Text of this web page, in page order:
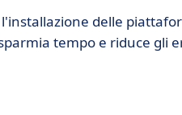
delle
tempo e riduce gli